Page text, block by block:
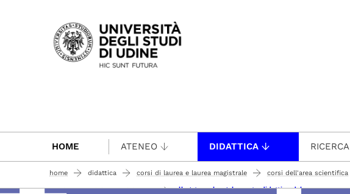
Passa al contenuto principale
HOME ATENEO DIDATTICA RICERCA
home didattica corsi di laurea e laurea magistrale corsi dell'area scientifica
regolamento didattico del corso allegato a al regolamento didattico del corso